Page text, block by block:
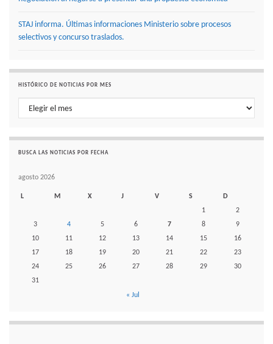
STAJ informa. Últimas informaciones Ministerio sobre procesos
selectivos y concurso traslados.
HISTÓRICO DE NOTICIAS POR MES
Histórico de noticias por mes
BUSCA LAS NOTICIAS POR FECHA
agosto 2026
L M X J V S
D
1
2
3
4 5 6 7 8
9
10
11 12 13 14 15
16
17
18 19 20 21 22
23
24
25 26 27 28 29
30
31
« Jul